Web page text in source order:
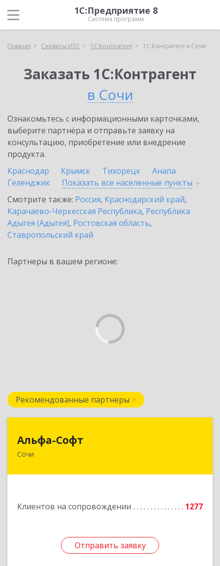
1С:Предприятие 8
Система программ
Главная Сервисы ИТС 1С:Контрагент 1С:Контрагент в Сочи
Заказать 1С:Контрагент
в Сочи
Ознакомьтесь с информационными карточками,
выберите партнёра и отправьте заявку на
консультацию, приобретение или внедрение
продукта.
Краснодар
Крымск Тихорецк
Анапа
Геленджик
Показать все населенные пункты
Смотрите также: Россия, Краснодарский край,
Карачаево-Черкесская Республика, Республика
Адыгея (Адыгея), Ростовская область,
Ставропольский край
Партнеры в вашем регионе:
Рекомендованные партнеры
Альфа-Софт
Сочи
Клиентов на сопровождении 1277
Отправить заявку
Отправить заявку